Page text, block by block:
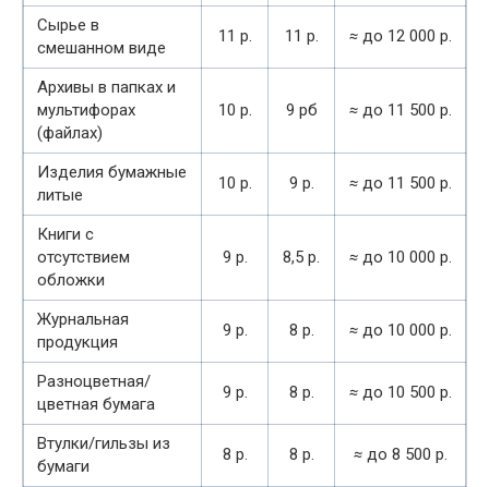
Сырье в
смешанном виде
11 р. 11 р. ≈ до 12 000 р.
Архивы в папках и
мультифорах
(файлах)
10 р. 9 рб ≈ до 11 500 р.
Изделия бумажные
литые
10 р. 9 р. ≈ до 11 500 р.
Книги с
отсутствием
обложки
9 р. 8,5 р. ≈ до 10 000 р.
Журнальная
продукция
9 р. 8 р. ≈ до 10 000 р.
Разноцветная/
цветная бумага
9 р. 8 р. ≈ до 10 500 р.
Втулки/гильзы из
бумаги
8 р. 8 р. ≈ до 8 500 р.